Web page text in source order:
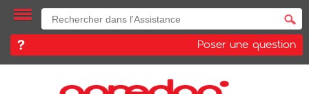
Poser une question